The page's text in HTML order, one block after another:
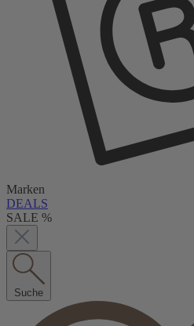
Marken
DEALS
SALE %
Suche